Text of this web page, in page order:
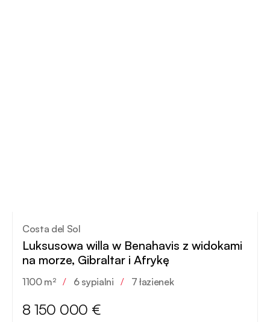
Costa del Sol
Luksusowa willa w Benahavis z widokami
na morze, Gibraltar i Afrykę
1100 m² / 6 sypialni / 7 łazienek
8 150 000 €